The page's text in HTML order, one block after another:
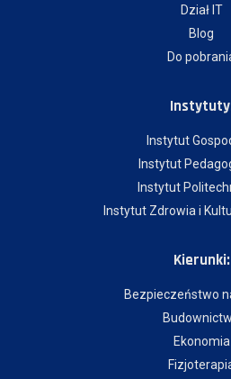
Dział IT
Blog
Do
Instytut
Instytut
Instytut
Instytut Zdrowia i
Kierunki:
Bezpieczeństwo
Ekonomia